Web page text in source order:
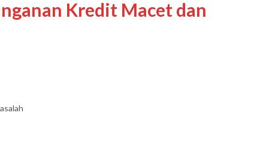
Kredit Macet dan